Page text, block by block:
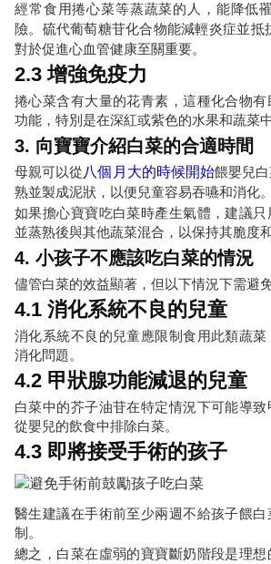
經常食用捲心菜等蒸蔬菜的人，能降低
險。硫代葡萄糖苷化合物能減輕炎症並抵
對於促進心血管健康至關重要。
2.3 增強免疫力
捲心菜含有大量的花青素，這種化合物
功能，特別是在深紅或紫色的水果和蔬菜中
3. 向寶寶介紹白菜的合適時間
母親可以從八個月大的時候開始餵嬰兒
熟並製成泥狀，以便兒童容易吞嚥和消化。
如果擔心寶寶吃白菜時產生氣體，建議只
並蒸熟後與其他蔬菜混合，以保持其脆度和
4. 小孩子不應該吃白菜的情況
儘管白菜的效益顯著，但以下情況下需避
4.1 消化系統不良的兒童
消化系統不良的兒童應限制食用此類蔬
消化問題。
4.2 甲狀腺功能減退的兒童
白菜中的芥子油苷在特定情況下可能導
從嬰兒的飲食中排除白菜。
4.3 即將接受手術的孩子
醫生建議在手術前至少兩週不給孩子餵
制。
總之，白菜在虛弱的寶寶斷奶階段是理